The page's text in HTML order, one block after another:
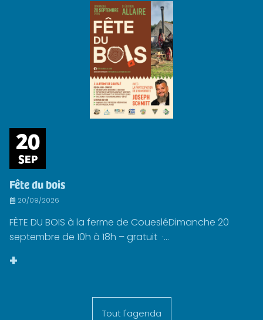
20
SEP
Fête du bois
20/09/2026
FÊTE DU BOIS à la ferme de CouesléDimanche 20
septembre de 10h à 18h – gratuit ·...
+
Tout l'agenda